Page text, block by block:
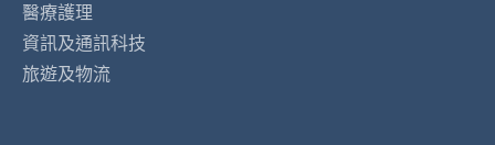
醫療護理
資訊及通訊科技
旅遊及物流